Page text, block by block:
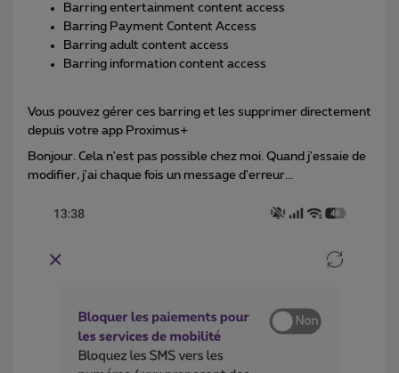
Barring entertainment content access
Barring Payment Content Access
Barring adult content access
Barring information content access
Vous pouvez gérer ces barring et les supprimer directement
depuis votre app Proximus+
Bonjour. Cela n'est pas possible chez moi. Quand j'essaie de
modifier, j'ai chaque fois un message d'erreur...